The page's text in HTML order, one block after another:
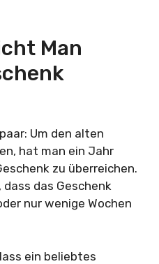
Man
Um den alten
hat man ein Jahr
zu überreichen.
das Geschenk
nur wenige Wochen
ein beliebtes